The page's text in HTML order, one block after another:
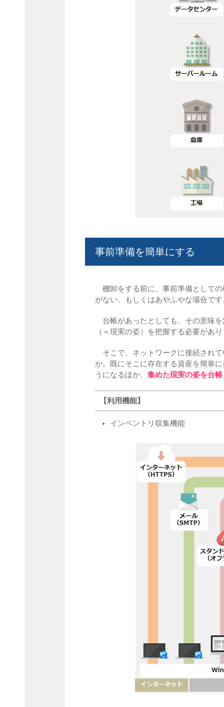
事前準備を簡単にする
棚卸をする前に、事前準備として
がない、もしくはあやふやな場合です
台帳があったとしても、その意味
（＝現実の姿）を把握する必要があ
そこで、ネットワークに接続され
か。既にそこに存在する資産を簡単
うになるほか、 集めた現実の姿を台
【利用機能】
インベントリ収集機能